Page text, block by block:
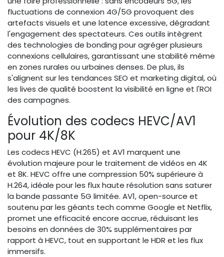
fluctuations de connexion 4G/5G provoquent des
artefacts visuels et une latence excessive, dégradant
l'engagement des spectateurs. Ces outils intègrent
des technologies de bonding pour agréger plusieurs
connexions cellulaires, garantissant une stabilité même
en zones rurales ou urbaines denses. De plus, ils
s'alignent sur les tendances SEO et marketing digital, où
les lives de qualité boostent la visibilité en ligne et l'ROI
des campagnes.
Évolution des codecs HEVC/AV1
pour 4K/8K
Les codecs HEVC (H.265) et AV1 marquent une
évolution majeure pour le traitement de vidéos en 4K
et 8K. HEVC offre une compression 50% supérieure à
H.264, idéale pour les flux haute résolution sans saturer
la bande passante 5G limitée. AV1, open-source et
soutenu par les géants tech comme Google et Netflix,
promet une efficacité encore accrue, réduisant les
besoins en données de 30% supplémentaires par
rapport à HEVC, tout en supportant le HDR et les flux
immersifs.